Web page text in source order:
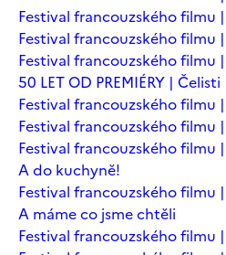
Festival francouzského filmu |
Festival francouzského filmu
Festival francouzského filmu
50 LET OD PREMIÉRY | Čelisti
Festival francouzského filmu
Festival francouzského filmu
Festival francouzského filmu
A do kuchyně!
Festival francouzského filmu
A máme co jsme chtěli
Festival francouzského filmu